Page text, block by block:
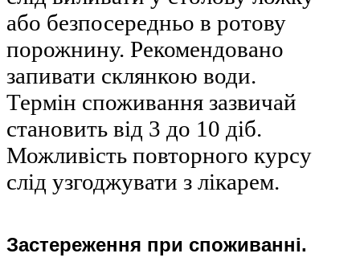
або безпосередньо в ротову
порожнину. Рекомендовано
запивати склянкою води.
Термін споживання зазвичай
становить від 3 до 10 діб.
Можливість повторного курсу
слід узгоджувати з лікарем.
Застереження при споживанні.